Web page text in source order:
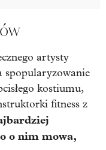
artysty
spopularyzowanie
kostiumu,
fitness z
o nim mowa,